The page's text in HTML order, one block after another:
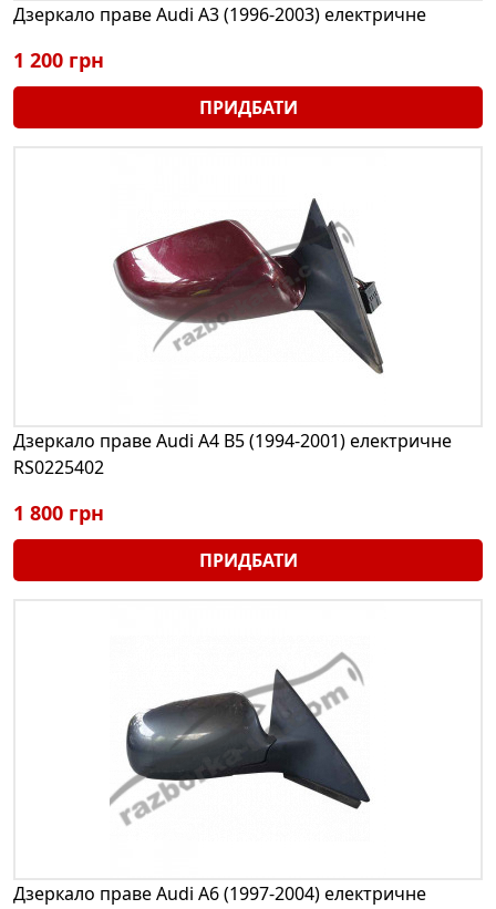
Дзеркало праве Audi A3 (1996-2003) електричне
1 200 грн
ПРИДБАТИ
Дзеркало праве Audi A4 B5 (1994-2001) електричне
RS0225402
1 800 грн
ПРИДБАТИ
Дзеркало праве Audi A6 (1997-2004) електричне